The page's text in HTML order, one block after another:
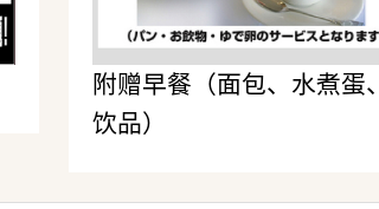
附赠早餐（面包、水煮蛋、
饮品）